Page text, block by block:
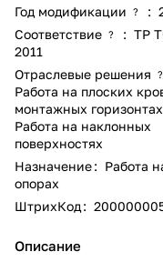
Год модификации
? :
Соответствие ? : ТР
2011
Отраслевые решения
?
Работа на плоских
монтажных горизонтах
Работа на наклонных
поверхностях
Назначение: Работа
опорах
ШтрихКод:
Описание